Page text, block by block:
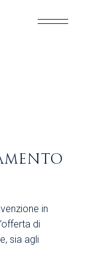
in
di
sia agli